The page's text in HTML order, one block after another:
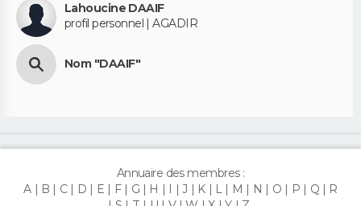
Lahoucine DAAIF
profil personnel | AGADIR
Nom "DAAIF"
Annuaire des membres :
A
B C D E F G H I J K L M N O P Q
R